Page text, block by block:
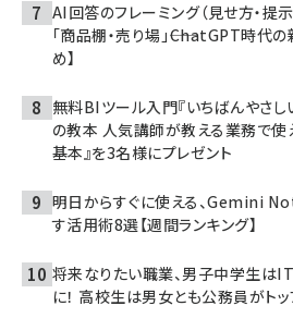
AI回答のフレーミング（見せ方・提
「商品棚・売り場」――ChatGPT時代
め】
無料BIツール入門『いちばんやさ
の教本 人気講師が教える業務で使
基本』を3名様にプレゼント
明日からすぐに使える、Gemini
す活用術8選【週間ランキング】
将来なりたい職業、男子中学生は
に！ 高校生は男女とも公務員がトッ